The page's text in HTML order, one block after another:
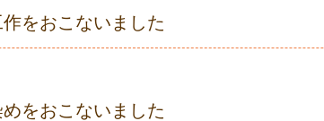
作をおこないました
めをおこないました